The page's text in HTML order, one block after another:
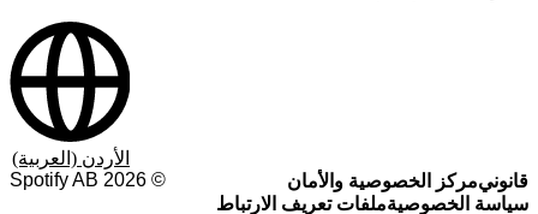
قانونيمركز الخصوصية والأمان
سياسة الخصوصيةملفات تعريف الارتباط
©
2026
الأردن (العربية)